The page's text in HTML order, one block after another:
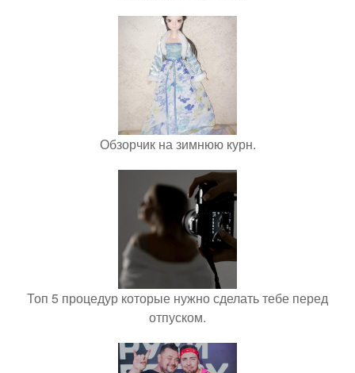
Обзорчик на зимнюю курн.
Топ 5 процедур которые нужно сделать тебе перед
отпуском.